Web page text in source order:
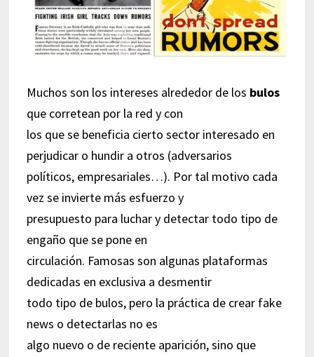
Muchos son los intereses alrededor de los bulos
que corretean por la red y con
los que se beneficia cierto sector interesado en
perjudicar o hundir a otros (adversarios
políticos, empresariales…). Por tal motivo cada
vez se invierte más esfuerzo y
presupuesto para luchar y detectar todo tipo de
engaño que se pone en
circulación. Famosas son algunas plataformas
dedicadas en exclusiva a desmentir
todo tipo de bulos, pero la práctica de crear fake
news o detectarlas no es
algo nuevo o de reciente aparición, sino que